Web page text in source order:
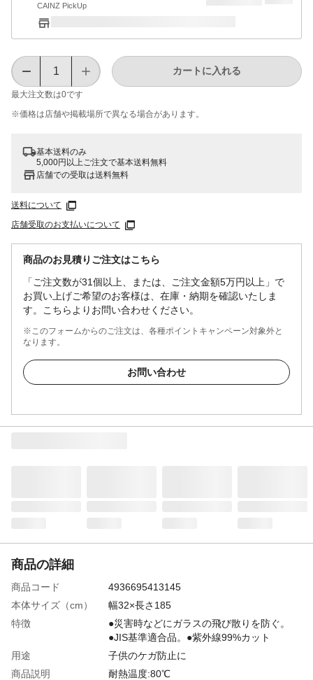
CAINZ PickUp
最大注文数は0です
カートに入れる
※価格は​店舗や​掲載場所で​異なる​場合が​あります。
基本送料のみ
5,000円以上ご注文で基本送料無料
店舗での受取は送料無料
送料について
店舗受取のお支払いについて
商品のお見積りご注文はこちら
「ご注文数が31個以上、または、ご注文金額5万円以上」で
お買い上げご希望のお客様は、在庫・納期を確認いたしま
す。こちらよりお問い合わせください。
※このフォームからのご注文は、各種ポイントキャンペーン対象外と
なります。
お問い合わせ
商品の詳細
商品コード
4936695413145
本体サイズ（cm）
幅32×長さ185
特徴
●災害時などにガラスの飛び散りを防ぐ。
●JIS基準適合品。●紫外線99%カット
用途
子供のケガ防止に
商品説明
耐熱温度:80℃